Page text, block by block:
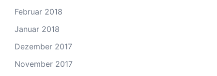
Februar 2018
Januar 2018
Dezember 2017
November 2017